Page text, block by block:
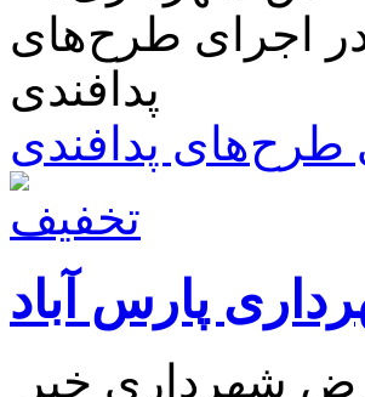
پدافندی
پارس آباد